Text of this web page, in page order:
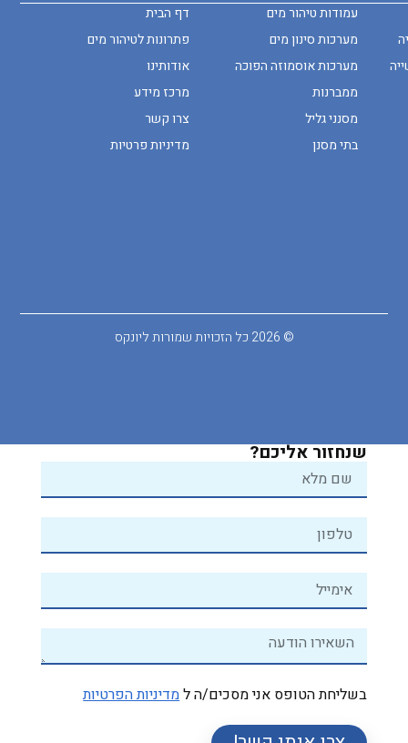
דף הבית
פתרונות לטיהור מים
אודותינו
מרכז מידע
צרו קשר
מדיניות פרטיות
עמודות טיהור מים
מערכות סינון מים
מערכות אוסמוזה הפוכה
ממברנות
מסנני גליל
בתי מסנן
© 2026 כל הזכויות שמורות ליונקס
שנחזור אליכם?
בשליחת הטופס אני מסכים/ה למדיניות הפרטיות